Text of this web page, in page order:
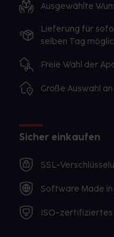
Ausgewählte
Lieferung für
selben Tag
Freie Wahl der
Große Auswahl
Sicher einkaufen
SSL-
Software Made
ISO-